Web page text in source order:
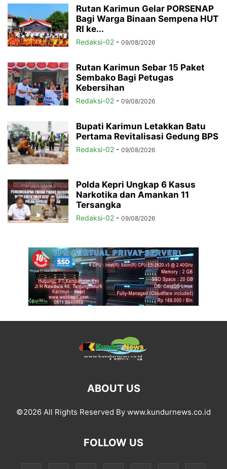
Rutan Karimun Gelar PORSENAP
Bagi Warga Binaan Sempena HUT
RI ke...
Redaksi-02 - 09/08/2026
Rutan Karimun Sebar 15 Paket
Sembako Bagi Petugas
Kebersihan
Redaksi-02 - 09/08/2026
Bupati Karimun Letakkan Batu
Pertama Revitalisasi Gedung BPS
Redaksi-02 - 09/08/2026
Polda Kepri Ungkap 6 Kasus
Narkotika dan Amankan 11
Tersangka
Redaksi-02 - 09/08/2026
ABOUT US
©2026 All Rights Reserved By www.kundurnews.co.id
FOLLOW US